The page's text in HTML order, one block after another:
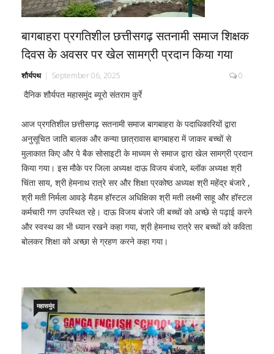
बागबाहरा प्रगतिशील छत्तीसगढ़ सतनामी समाज शिक्षक
दिवस के अवसर पर खेल सामग्री प्रदान किया गया
शौर्यपथ September 06, 2025 0
दैनिक शौर्यपत महासमुंद ब्यूरो संतराम कुर्रे
आज प्रगतिशील छत्तीसगढ़ सतनामी समाज बागबाहरा के पदाधिकारियों द्वारा
अनुसूचित जाति बालक और कन्या छात्रावास बागबाहरा में जाकर बच्चों से
मुलाकात किए और पे बैक सोसाइटी के माध्यम से समाज द्वारा खेल सामग्री प्रदान
किया गया। इस मौके पर जिला अध्यक्ष दाऊ विजय बंजारे, ब्लॉक अध्यक्ष श्री
चिंता साय, श्री हेमनाथ रात्रे सर और शिक्षा प्रकोष्ठ अध्यक्ष श्री महेंद्र बंजारे ,
श्री मती निर्मला आवड़े मैडम हॉस्टल अधिक्षिका श्री मती लक्ष्मी साहू और हॉस्टल
कर्मचारी गण उपस्थित रहे। दाऊ विजय बंजारे जी बच्चों को अच्छे से पढ़ाई करने
और स्वस्थ का भी ध्यान रखने कहा गया, श्री हेमनाथ रात्रे सर बच्चों को कविता
बोलकर शिक्षा को अच्छा से ग्रहण करने कहा गया।
महासमुंद